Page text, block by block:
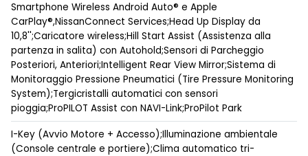
Smartphone Wireless Android Auto® e Apple
CarPlay®,NissanConnect Services;Head Up Display da
10,8'';Caricatore wireless;Hill Start Assist (Assistenza alla
partenza in salita) con Autohold;Sensori di Parcheggio
Posteriori, Anteriori;Intelligent Rear View Mirror;Sistema di
Monitoraggio Pressione Pneumatici (Tire Pressure Monitoring
System);Tergicristalli automatici con sensori
pioggia;ProPILOT Assist con NAVI-Link;ProPilot Park
I-Key (Avvio Motore + Accesso);Illuminazione ambientale
(Console centrale e portiere);Clima automatico tri-